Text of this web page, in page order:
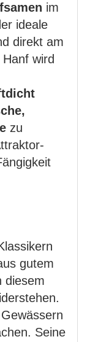
im
ideale
direkt am
wird
zu
gutem
diesem
Seine